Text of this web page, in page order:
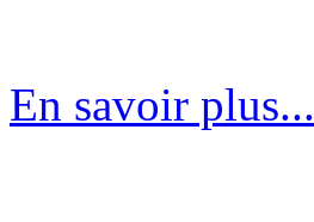
En savoir plus...